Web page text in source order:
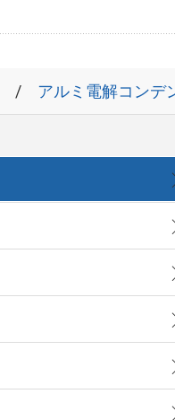
アルミ電解コンデ